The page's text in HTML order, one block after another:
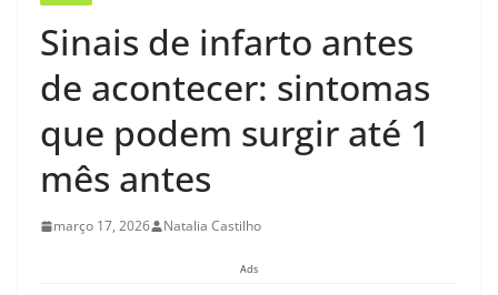
Sinais de infarto antes
de acontecer: sintomas
que podem surgir até 1
mês antes
março 17, 2026 Natalia Castilho
Ads